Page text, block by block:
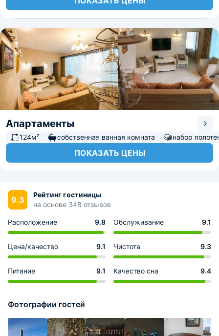
Апартаменты
124м² собственная ванная комната набор
ПОКАЗАТЬ ЦЕНЫ
9.3
Рейтинг гостиницы
на основе 348 отзывов
Расположение 9.8 Обслуживание 9.1
Цена/качество 9.1 Чистота 9.3
Питание 9.1 Качество сна 9.4
Фотографии гостей